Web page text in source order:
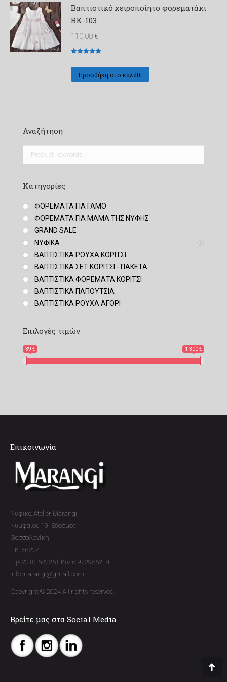
Βαπτιστικό χειροποίητο φορεματάκι
ΒΚ-103
110,00 €
με5από 5
Προσθήκη στο καλάθι
Αναζήτηση
Κατηγορίες
ΦΟΡΕΜΑΤΑ ΓΙΑ ΓΑΜΟ
ΦΟΡΕΜΑΤΑ ΓΙΑ ΜΑΜΑ ΤΗΣ ΝΥΦΗΣ
GRAND SALE
ΝΥΦΙΚΑ
ΒΑΠΤΙΣΤΙΚΑ ΡΟΥΧΑ ΚΟΡΙΤΣΙ
ΒΑΠΤΙΣΤΙΚΑ ΣΕΤ ΚΟΡΙΤΣΙ - ΠΑΚΕΤΑ
ΒΑΠΤΙΣΤΙΚΑ ΦΟΡΕΜΑΤΑ ΚΟΡΙΤΣΙ
ΒΑΠΤΙΣΤΙΚΑ ΠΑΠΟΥΤΣΙΑ
ΒΑΠΤΙΣΤΙΚΑ ΡΟΥΧΑ ΑΓΟΡΙ
Επιλογές τιμών
39 € 1 300 €
Επικοινωνία
Νυφικα Atelier Marangi
Νυμφαίου 19, Εύοσμος
Θεσσαλονίκη
T.K. 56224
Τηλ:2310-582251 Κιν: 6 972955214
infomarangi@gmail.com
Copyright © 2024 All rights reserved.
Βρείτε μας στα Social Media
Go